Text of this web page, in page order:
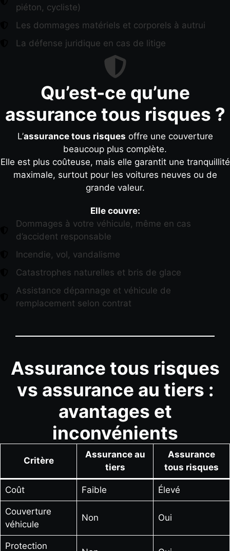
piéton, cycliste)
Les dommages matériels et corporels à autrui
La défense juridique en cas de litige
Qu’est-ce qu’une
assurance tous risques ?
L’assurance tous risques offre une couverture
beaucoup plus complète.
Elle est plus coûteuse, mais elle garantit une tranquillité
maximale, surtout pour les voitures neuves ou de
grande valeur.
Elle couvre:
Dommages à votre véhicule, même en cas
d’accident responsable
Incendie, vol, vandalisme
Catastrophes naturelles et bris de glace
Assistance dépannage et véhicule de
remplacement selon contrat
Assurance tous risques
vs assurance au tiers :
avantages et
inconvénients
Critère
Assurance au
tiers
Assurance
tous risques
Coût Faible Élevé
Couverture
véhicule
Non Oui
Protection